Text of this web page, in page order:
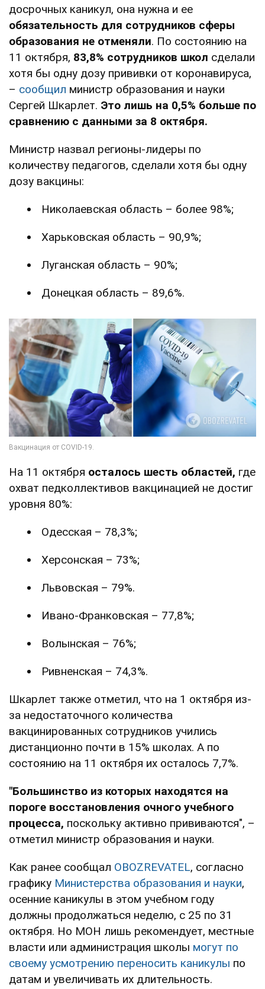
досрочных каникул, она нужна и ее
обязательность для сотрудников сферы
образования не отменяли. По состоянию на
11 октября, 83,8% сотрудников школ сделали
хотя бы одну дозу прививки от коронавируса,
– сообщил министр образования и науки
Сергей Шкарлет. Это лишь на 0,5% больше по
сравнению с данными за 8 октября.
Министр назвал регионы-лидеры по
количеству педагогов, сделали хотя бы одну
дозу вакцины:
Николаевская область – более 98%;
Харьковская область – 90,9%;
Луганская область – 90%;
Донецкая область – 89,6%.
На 11 октября осталось шесть областей, где
охват педколлективов вакцинацией не достиг
уровня 80%:
Одесская – 78,3%;
Херсонская – 73%;
Львовская – 79%.
Ивано-Франковская – 77,8%;
Волынская – 76%;
Ривненская – 74,3%.
Шкарлет также отметил, что на 1 октября из-
за недостаточного количества
вакцинированных сотрудников учились
дистанционно почти в 15% школах. А по
состоянию на 11 октября их осталось 7,7%.
"Большинство из которых находятся на
пороге восстановления очного учебного
процесса, поскольку активно прививаются", –
отметил министр образования и науки.
Как ранее сообщал OBOZREVATEL, согласно
графику Министерства образования и науки,
осенние каникулы в этом учебном году
должны продолжаться неделю, с 25 по 31
октября. Но МОН лишь рекомендует, местные
власти или администрация школы могут по
своему усмотрению переносить каникулы по
датам и увеличивать их длительность.